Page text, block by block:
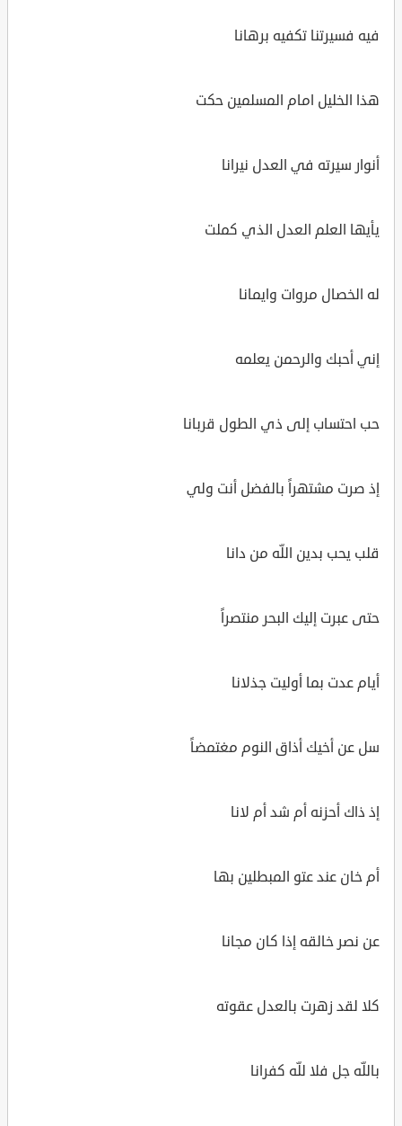
فيه فسيرتنا تكفيه برهانا
هذا الخليل امام المسلمين حكت
أنوار سيرته في العدل نيرانا
يأيها العلم العدل الذي كملت
له الخصال مروات وايمانا
إني أحبك والرحمن يعلمه
حب احتساب إلى ذي الطول قربانا
إذ صرت مشتهراً بالفضل أنت ولي
قلب يحب بدين اللّه من دانا
حتى عبرت إليك البحر منتصراً
أيام عدت بما أوليت جذلانا
سل عن أخيك أذاق النوم مغتمضاً
إذ ذاك أحزنه أم شد أم لانا
أم خان عند عتو المبطلين بها
عن نصر خالقه إذا كان مجانا
كلا لقد زهرت بالعدل عقوته
باللّه جل فلا للّه كفرانا